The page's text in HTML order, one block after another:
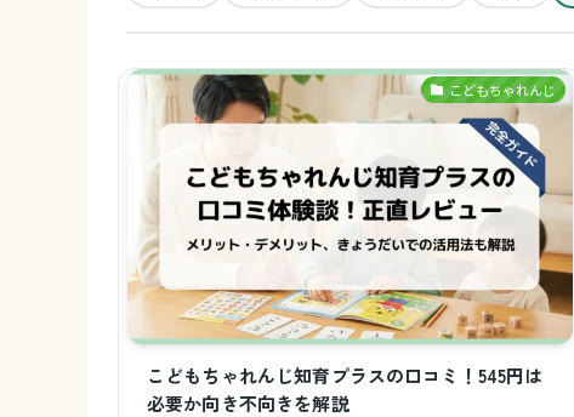
こどもちゃれんじ
こどもちゃれんじ知育プラスの口コミ！545円は
必要か向き不向きを解説